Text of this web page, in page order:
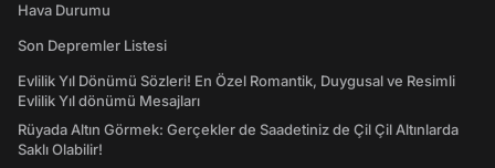
Hava Durumu
Son Depremler Listesi
Evlilik Yıl Dönümü Sözleri! En Özel Romantik, Duygusal ve Resimli
Evlilik Yıl dönümü Mesajları
Rüyada Altın Görmek: Gerçekler de Saadetiniz de Çil Çil Altınlarda
Saklı Olabilir!